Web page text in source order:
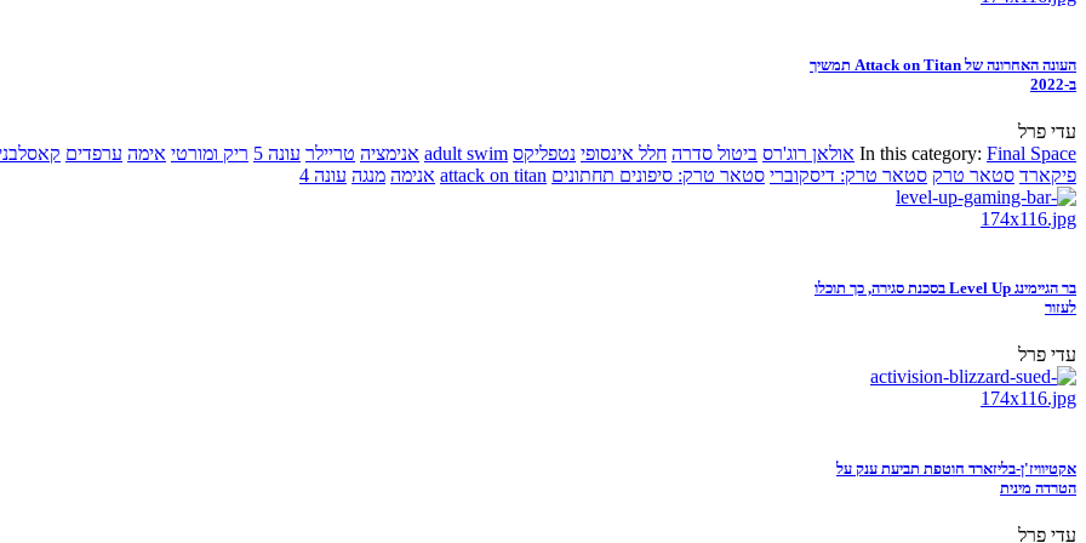
העונה האחרונה של Attack on Titan תמשיך
ב-2022
עדי פרל
In this category: Final Space אולאן רוג'רס ביטול סדרה חלל אינסופי נטפליקס adult swim אנימציה טריילר עונה 5 ריק ומורטי אימה ערפדים
פיקארד סטאר טרק סטאר טרק: דיסקוברי סטאר טרק: סיפונים תחתונים attack on titan אנימה מנגה עונה 4
בר הגיימינג Level Up בסכנת סגירה, כך תוכלו
לעזור
עדי פרל
אקטיוויז'ן-בליזארד חוטפת תביעת ענק על
הטרדה מינית
עדי פרל